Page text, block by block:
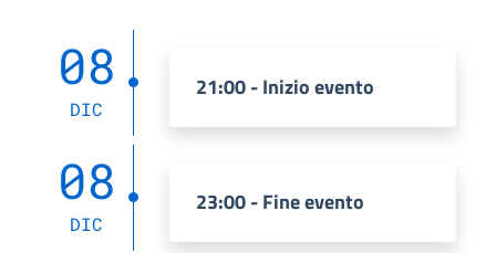
08
DIC
21:00 - Inizio evento
08
DIC
23:00 - Fine evento